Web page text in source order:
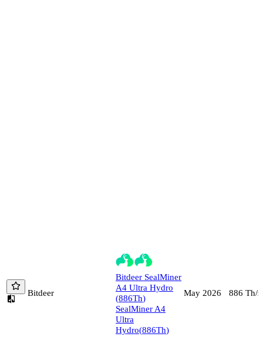
Bitdeer
Bitdeer SealMiner
A4 Ultra Hydro
(886Th)
SealMiner A4
Ultra
Hydro(886Th)
May 2026 886 Th/s